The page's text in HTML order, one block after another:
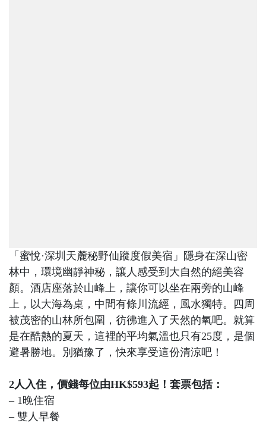
「蜜悅·深圳天麓秘野仙蹤度假美宿」隱身在深山密
林中，環境幽靜神秘，讓人感受到大自然的絕美容
顏。酒店座落於山峰上，讓你可以坐在兩旁的山峰
上，以大海為桌，中間有條川流經，風水獨特。四周
被茂密的山林所包圍，彷彿進入了天然的氧吧。就算
是在酷熱的夏天，這裡的平均氣溫也只有25度，是個
避暑勝地。別猶豫了，快來享受這份清涼吧！
2人入住，價錢每位由HK$593起！套票包括：
– 1晚住宿
– 雙人早餐